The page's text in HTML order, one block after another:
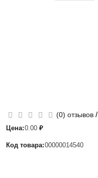
(0) отзывов /
Цена:0.00 ₽
Код товара:00000014540